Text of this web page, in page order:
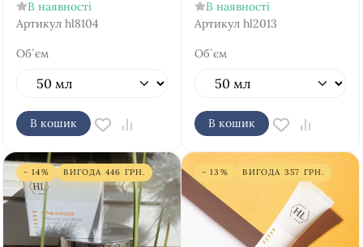
В наявності
Артикул hl8104
Об`єм
В кошик
В наявності
Артикул hl2013
Об`єм
В кошик
- 14% ВИГОДА 446 ГРН. - 13% ВИГОДА 357 ГРН.